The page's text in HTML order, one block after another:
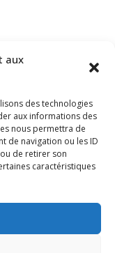
aux
des technologies
aux informations des
nous permettra de
de navigation ou les ID
de retirer son
caractéristiques
rdv